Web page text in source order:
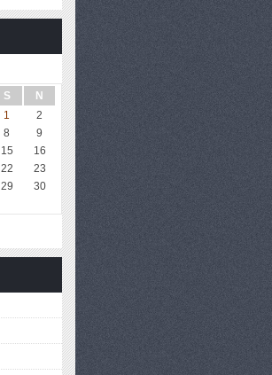
S
N
1
2
8
9
15
16
22
23
29
30